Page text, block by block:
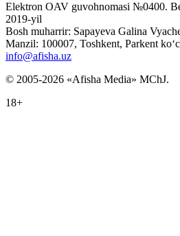
Elektron OAV guvohnomasi №0400.
2019-yil
Bosh muharrir: Sapayeva Galina
Manzil: 100007, Toshkent, Parkent
info@afisha.uz
© 2005-2026 «Afisha Media» MChJ.
18+